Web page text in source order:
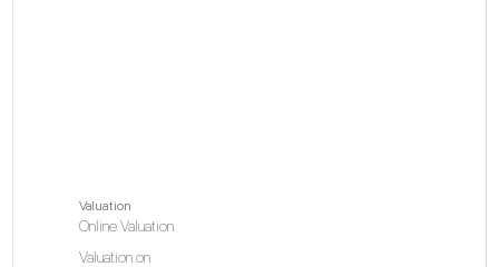
Valuation
Online Valuation
Valuation on